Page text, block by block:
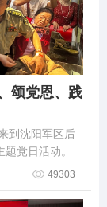
颂党恩、践
到沈阳军区后
党日活动。
49303